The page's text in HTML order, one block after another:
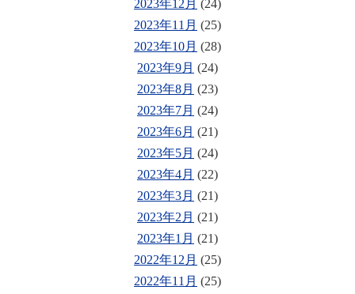
2023年12月 (24)
2023年11月 (25)
2023年10月 (28)
2023年9月 (24)
2023年8月 (23)
2023年7月 (24)
2023年6月 (21)
2023年5月 (24)
2023年4月 (22)
2023年3月 (21)
2023年2月 (21)
2023年1月 (21)
2022年12月 (25)
2022年11月 (25)